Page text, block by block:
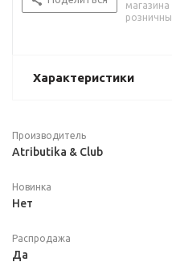
Характеристики
Производитель
Atributika & Club
Новинка
Нет
Распродажа
Да